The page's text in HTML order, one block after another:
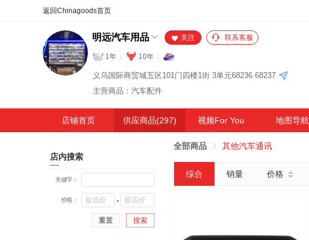
明远汽车用品
1年 10年
关注 联系客服
义乌国际商贸城五区101门四楼1街 3单元68236 68237
主营商品：汽车配件
店铺首页 供应商品(297) 视频For You 地图导航
店内搜索
关键字：
价格： -
重置 搜索
全部商品 其他汽车通讯
综合 销量 价格